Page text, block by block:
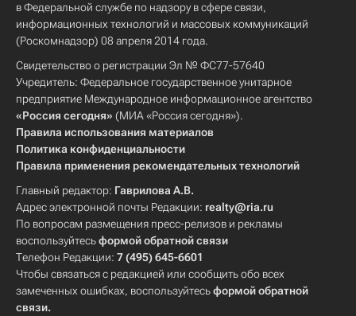
в Федеральной службе по надзору в сфере связи,
информационных технологий и массовых коммуникаций
(Роскомнадзор) 08 апреля 2014 года.
Свидетельство о регистрации Эл № ФС77-57640
Учредитель: Федеральное государственное унитарное
предприятие Международное информационное агентство
«Россия сегодня» (МИА «Россия сегодня»).
Правила использования материалов
Политика конфиденциальности
Правила применения рекомендательных технологий
Главный редактор: Гаврилова А.В.
Адрес электронной почты Редакции: realty@ria.ru
По вопросам размещения пресс-релизов и рекламы
воспользуйтесьформой обратной связи
Телефон Редакции: 7 (495) 645-6601
Чтобы связаться с редакцией или сообщить обо всех
замеченных ошибках, воспользуйтесьформой обратной
связи.